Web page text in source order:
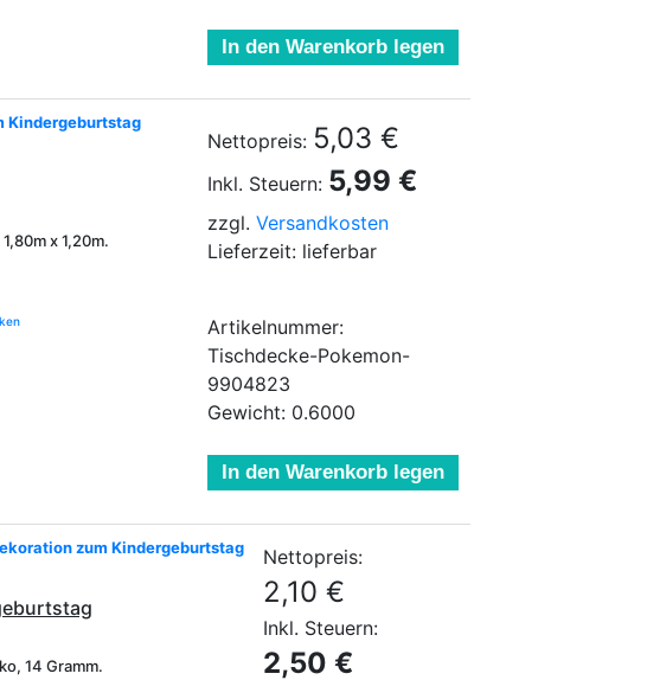
In den Warenkorb legen
Kindergeburtstag
1,80m x 1,20m.
Nettopreis: 5,03 €
Inkl. Steuern: 5,99 €
zzgl. Versandkosten
Lieferzeit: lieferbar
Artikelnummer:
Tischdecke-Pokemon-
9904823
Gewicht: 0.6000
In den Warenkorb legen
zum Kindergeburtstag
14 Gramm.
Nettopreis:
2,10 €
Inkl. Steuern:
2,50 €